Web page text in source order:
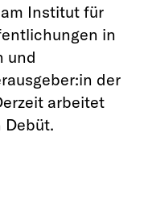
Institut für
in
und
der
arbeitet
Debüt.